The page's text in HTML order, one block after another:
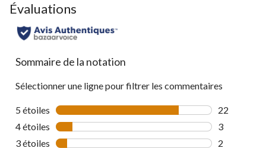
Évaluations
Sommaire de la notation
Sélectionner une ligne pour filtrer les commentaires
5 étoiles étoiles
22
4 étoiles étoiles
3
3 étoiles étoiles
2